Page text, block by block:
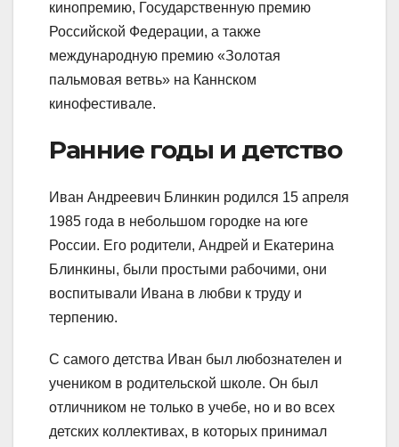
кинопремию, Государственную премию
Российской Федерации, а также
международную премию «Золотая
пальмовая ветвь» на Каннском
кинофестивале.
Ранние годы и детство
Иван Андреевич Блинкин родился 15 апреля
1985 года в небольшом городке на юге
России. Его родители, Андрей и Екатерина
Блинкины, были простыми рабочими, они
воспитывали Ивана в любви к труду и
терпению.
С самого детства Иван был любознателен и
учеником в родительской школе. Он был
отличником не только в учебе, но и во всех
детских коллективах, в которых принимал